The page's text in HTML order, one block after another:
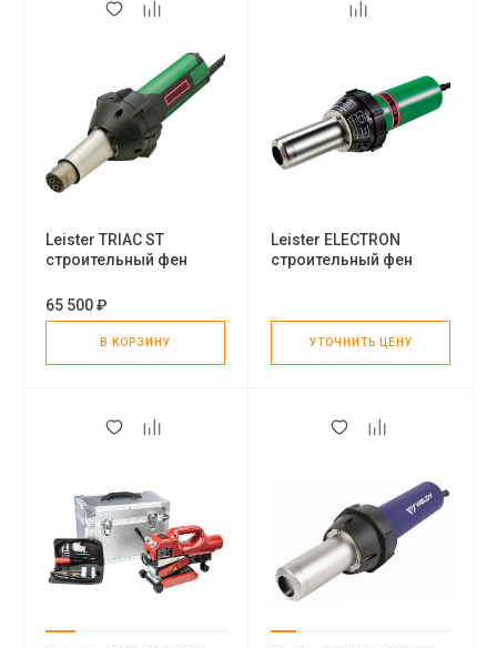
Leister TRIAC ST
строительный фен
65 500 ₽
В КОРЗИНУ
Leister ELECTRON
строительный фен
УТОЧНИТЬ ЦЕНУ